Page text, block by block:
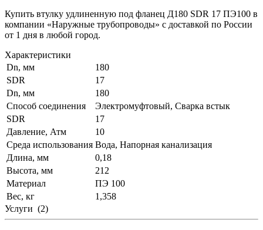
Купить втулку удлиненную под фланец Д180 SDR 17 ПЭ100 в
компании «Наружные трубопроводы» с доставкой по России
от 1 дня в любой город.
Характеристики
Dn, мм
180
SDR
17
Dn, мм
180
Способ соединения
Электромуфтовый, Сварка встык
SDR
17
Давление, Атм
10
Среда использования Вода, Напорная канализация
Длина, мм
0,18
Высота, мм
212
Материал
ПЭ 100
Вес, кг
1,358
Услуги (2)